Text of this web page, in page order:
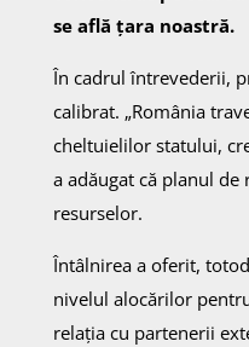
se află țara noastră.
În cadrul întrevederii,
calibrat. „România
cheltuielilor statului,
a adăugat că planul
resurselor.
Întâlnirea a oferit,
nivelul alocărilor
relația cu partenerii